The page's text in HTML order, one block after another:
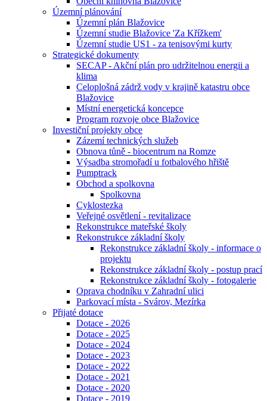
Územní plánování
Územní plán Blažovice
Územní studie Blažovice 'Za Křížkem'
Územní studie US1 - za tenisovými kurty
Strategické dokumenty
SECAP - Akční plán pro udržitelnou energii a
klima
Celoplošná zádrž vody v krajině katastru obce
Blažovice
Místní energetická koncepce
Program rozvoje obce Blažovice
Investiční projekty obce
Zázemí technických služeb
Obnova tůně - biocentrum na Romze
Výsadba stromořadí u fotbalového hřiště
Pumptrack
Obchod a spolkovna
Spolkovna
Cyklostezka
Veřejné osvětlení - revitalizace
Rekonstrukce mateřské školy
Rekonstrukce základní školy
Rekonstrukce základní školy - informace o
projektu
Rekonstrukce základní školy - postup prací
Rekonstrukce základní školy - fotogalerie
Oprava chodníku v Zahradní ulici
Parkovací místa - Svárov, Mezírka
Přijaté dotace
Dotace - 2026
Dotace - 2025
Dotace - 2024
Dotace - 2023
Dotace - 2022
Dotace - 2021
Dotace - 2020
Dotace - 2019